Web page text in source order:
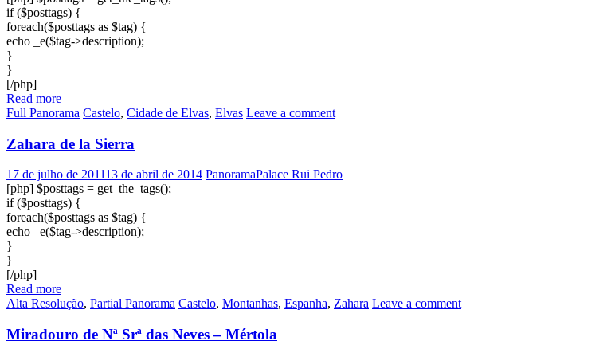
if ($posttags) {
foreach($posttags as $tag) {
echo _e($tag->description);
}
}
[/php]
Read more
Full Panorama Castelo, Cidade de Elvas, Elvas Leave a comment
Zahara de la Sierra
17 de julho de 201113 de abril de 2014 PanoramaPalace Rui Pedro
[php] $posttags = get_the_tags();
if ($posttags) {
foreach($posttags as $tag) {
echo _e($tag->description);
}
}
[/php]
Read more
Alta Resolução, Partial Panorama Castelo, Montanhas, Espanha, Zahara Leave a comment
Miradouro de Nª Srª das Neves – Mértola